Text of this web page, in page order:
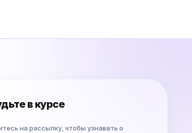
в курсе
на рассылку, чтобы узнавать о